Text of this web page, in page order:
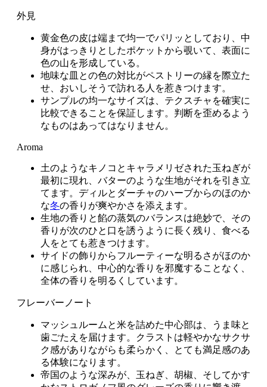
外見
黄金色の皮は端まで均一でパリッとしており、中
身がはっきりとしたポケットから覗いて、表面に
色の山を形成している。
地味な皿との色の対比がペストリーの縁を際立た
せ、おいしそうで訪れる人を惹きつけます。
サンプルの均一なサイズは、テクスチャを確実に
比較できることを保証します。判断を歪めるよう
なものはあってはなりません。
Aroma
土のようなキノコとキャラメリゼされた玉ねぎが
最初に現れ、バターのような生地がそれを引き立
てます。ディルとダーチャのハーブからのほのか
な冬の香りが爽やかさを添えます。
生地の香りと餡の蒸気のバランスは絶妙で、その
香りが次のひと口を誘うように長く残り、食べる
人をとても惹きつけます。
サイドの飾りからフルーティーな明るさがほのか
に感じられ、中心的な香りを邪魔することなく、
全体の香りを明るくしています。
フレーバーノート
マッシュルームと米を詰めた中心部は、うま味と
歯ごたえを届けます。クラストは軽やかなサクサ
ク感がありながらも柔らかく、とても満足感のあ
る体験になります。
帝国のような深みが、玉ねぎ、胡椒、そしてかす